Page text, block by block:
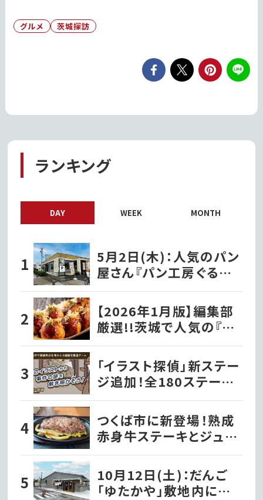
グルメ 茨城探訪
ランキング
DAY WEEK MONTH
5月2日(木)：人気のパン
屋さん『パン工房ぐるぐる
笠原店』として水戸市笠
原にオープン!!
【2026年1月版】編集部
厳選!!茨城で人気の『た
こ焼き屋』
「イラスト探偵」新ステー
ジ追加！全180ステージ・
720問で推理力を試そう
つくば市に新登場！熟成
赤身牛ステーキとジュー
シーハンバーグが自慢の
『ビッグシェフ亭』｜つく
ば市
10月12日(土)：だんご
「ゆたかや」敷地内に洋